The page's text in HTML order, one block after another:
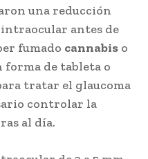
una reducción
antes de
fumado cannabis o
forma de tableta o
tratar el glaucoma
controlar la
al día.